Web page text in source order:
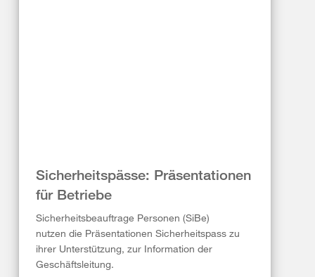
Sicherheitspässe: Präsentationen
für Betriebe
Sicherheitsbeauftrage Personen (SiBe)
nutzen die Präsentationen Sicherheitspass zu
ihrer Unterstützung, zur Information der
Geschäftsleitung.